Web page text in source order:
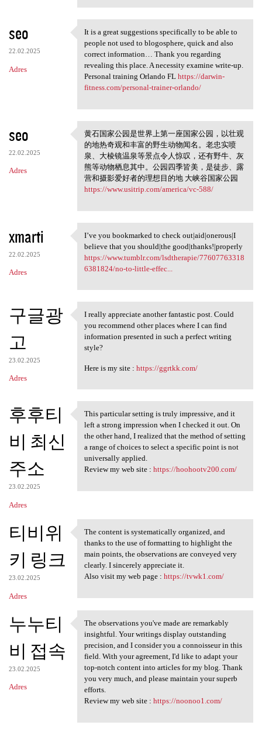
seo
22.02.2025
Adres
It is a great suggestions
It is a great suggestions specifically to be able to
people not used to blogosphere, quick and also
correct information… Thank you regarding
revealing this place. A necessity examine write-up.
Personal training Orlando FL https://darwin-
fitness.com/personal-trainer-orlando/
seo
22.02.2025
Adres
黄石国家公园是世界上第一座国
家公园
黄石国家公园是世界上第一座国家公园，以壮观
的地热奇观和丰富的野生动物闻名。老忠实喷
泉、大棱镜温泉等景点令人惊叹，还有野牛、灰
熊等动物栖息其中。公园四季皆美，是徒步、露
营和摄影爱好者的理想目的地 大峡谷国家公园
https://www.usitrip.com/america/vc-588/
xmarti
22.02.2025
Adres
I’ve you bookmarked to check
I’ve you bookmarked to check out|aid|onerous|I
believe that you should|the good|thanks!|properly
https://www.tumblr.com/lsdtherapie/77607763318
6381824/no-to-little-effec...
구글광
고
23.02.2025
Adres
I really appreciate another
I really appreciate another fantastic post. Could
you recommend other places where I can find
information presented in such a perfect writing
style?
Here is my site : https://ggrtkk.com/
후후티
비 최신
주소
23.02.2025
Adres
This particular setting is
This particular setting is truly impressive, and it
left a strong impression when I checked it out. On
the other hand, I realized that the method of setting
a range of choices to select a specific point is not
universally applied.
Review my web site : https://hoohootv200.com/
티비위
키 링크
23.02.2025
Adres
The content is systematically
The content is systematically organized, and
thanks to the use of formatting to highlight the
main points, the observations are conveyed very
clearly. I sincerely appreciate it.
Also visit my web page : https://tvwk1.com/
누누티
비 접속
23.02.2025
Adres
The observations you've made
The observations you've made are remarkably
insightful. Your writings display outstanding
precision, and I consider you a connoisseur in this
field. With your agreement, I'd like to adapt your
top-notch content into articles for my blog. Thank
you very much, and please maintain your superb
efforts.
Review my web site : https://noonoo1.com/